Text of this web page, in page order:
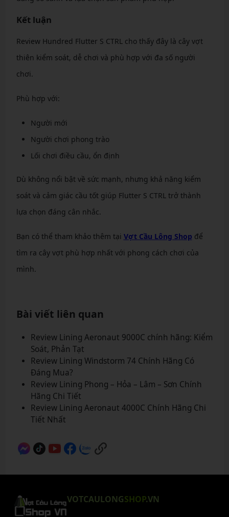
Kết luận
Review Hundred Flutter S CTRL cho thấy đây là cây vợt
thiên kiểm soát, dễ chơi và phù hợp với đa số người
chơi.
Phù hợp với:
Người mới
Người chơi phong trào
Lối chơi điều cầu, ổn định
Dù không nổi bật về sức mạnh, nhưng khả năng kiểm
soát và cảm giác cầu tốt giúp Flutter S CTRL trở thành
lựa chọn đáng cân nhắc.
Bạn có thể tham khảo thêm tại Vợt Cầu Lông Shop để
tìm ra cây vợt phù hợp nhất với phong cách chơi của
mình.
Bài viết liên quan
Review Lining Aeronaut 9000C chính hãng: Kiểm
Soát, Phản Tạt
Review Lining Windstorm 74 Chính Hãng Có
Đáng Mua?
Review Lining Phong – Hỏa – Lâm – Sơn Chính
Hãng Chi Tiết
Review Lining Aeronaut 4000C Chính Hãng Chi
Tiết Nhất
VOTCAULONGSHOP.VN